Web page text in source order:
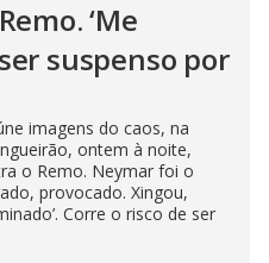
‘Me
suspenso por
imagens do caos, na
ontem à noite,
o Remo. Neymar foi o
provocado. Xingou,
Corre o risco de ser